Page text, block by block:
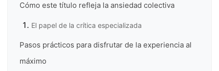
Cómo este título refleja la ansiedad colectiva
El papel de la crítica especializada
Pasos prácticos para disfrutar de la experiencia al
máximo